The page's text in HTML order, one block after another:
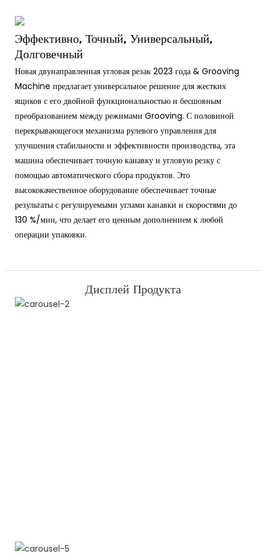
Эффективно, Точный, Универсальный,
Долговечный
Новая двунаправленная угловая резак 2023 года & Grooving
Machine предлагает универсальное решение для жестких
ящиков с его двойной функциональностью и бесшовным
преобразованием между режимами Grooving. С половиной
перекрывающегося механизма рулевого управления для
улучшения стабильности и эффективности производства, эта
машина обеспечивает точную канавку и угловую резку с
помощью автоматического сбора продуктов. Это
высококачественное оборудование обеспечивает точные
результаты с регулируемыми углами канавки и скоростями до
130 %/мин, что делает его ценным дополнением к любой
операции упаковки.
Дисплей Продукта